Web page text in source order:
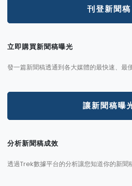
刊登新聞稿
立即購買新聞稿曝光
發一篇新聞稿透通到各大媒體的最快速、最
讓新聞稿曝
分析新聞稿成效
透過Trek數據平台的分析讓您知道你的新聞